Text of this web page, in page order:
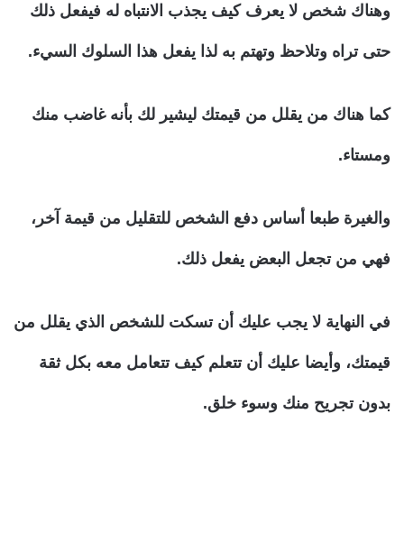
وهناك شخص لا يعرف كيف يجذب الانتباه له فيفعل ذلك
حتى تراه وتلاحظ وتهتم به لذا يفعل هذا السلوك السيء.
كما هناك من يقلل من قيمتك ليشير لك بأنه غاضب منك
ومستاء.
والغيرة طبعا أساس دفع الشخص للتقليل من قيمة آخر،
فهي من تجعل البعض يفعل ذلك.
في النهاية لا يجب عليك أن تسكت للشخص الذي يقلل من
قيمتك، وأيضا عليك أن تتعلم كيف تتعامل معه بكل ثقة
بدون تجريح منك وسوء خلق.